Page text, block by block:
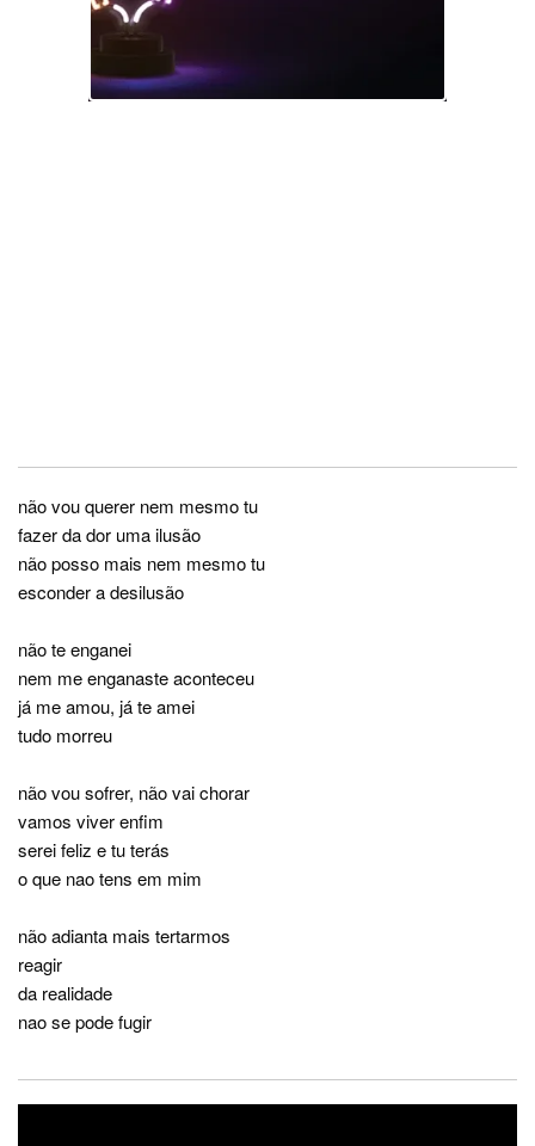
não vou querer nem mesmo tu
fazer da dor uma ilusão
não posso mais nem mesmo tu
esconder a desilusão
não te enganei
nem me enganaste aconteceu
já me amou, já te amei
tudo morreu
não vou sofrer, não vai chorar
vamos viver enfim
serei feliz e tu terás
o que nao tens em mim
não adianta mais tertarmos
reagir
da realidade
nao se pode fugir